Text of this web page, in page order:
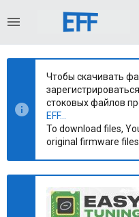
Чтобы скачивать
стоковых файлов
EFF...
To download files,
original firmware